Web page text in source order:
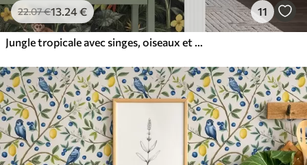
22.07€13.24€ 11
Jungle tropicale avec singes, oiseaux et feuillage dense